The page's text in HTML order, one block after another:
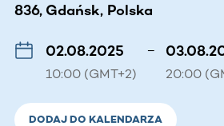
836, Gdańsk, Polska
02.08.2025
10:00 (GMT+2)
–
20:00
DODAJ DO KALENDARZA